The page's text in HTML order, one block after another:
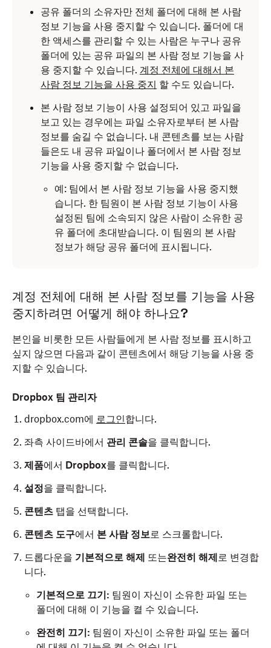
공유 폴더의 소유자만 전체 폴더에 대해 본 사람
정보 기능을 사용 중지할 수 있습니다. 폴더에 대
한 액세스를 관리할 수 있는 사람은 누구나 공유
폴더에 있는 공유 파일의 본 사람 정보 기능을 사
용 중지할 수 있습니다. 계정 전체에 대해서 본
사람 정보 기능을 사용 중지 할 수도 있습니다.
본 사람 정보 기능이 사용 설정되어 있고 파일을
보고 있는 경우에는 파일 소유자로부터 본 사람
정보를 숨길 수 없습니다. 내 콘텐츠를 보는 사람
들은도 내 공유 파일이나 폴더에서 본 사람 정보
기능을 사용 중지할 수 없습니다.
예: 팀에서 본 사람 정보 기능을 사용 중지했
습니다. 한 팀원이 본 사람 정보 기능이 사용
설정된 팀에 소속되지 않은 사람이 소유한 공
유 폴더에 초대받습니다. 이 팀원의 본 사람
정보가 해당 공유 폴더에 표시됩니다.
계정 전체에 대해 본 사람 정보를 기능을 사용
중지하려면 어떻게 해야 하나요?
본인을 비롯한 모든 사람들에게 본 사람 정보를 표시하고
싶지 않으면 다음과 같이 콘텐츠에서 해당 기능을 사용 중
지할 수 있습니다.
Dropbox 팀 관리자
dropbox.com에 로그인합니다.
좌측 사이드바에서 관리 콘솔을 클릭합니다.
제품에서 Dropbox를 클릭합니다.
설정을 클릭합니다.
콘텐츠 탭을 선택합니다.
콘텐츠 도구에서 본 사람 정보로 스크롤합니다.
드롭다운을 기본적으로 해제 또는완전히 해제로 변경합
니다.
기본적으로 끄기: 팀원이 자신이 소유한 파일 또는
폴더에 대해 이 기능을 켤 수 있습니다.
완전히 끄기: 팀원이 자신이 소유한 파일 또는 폴더